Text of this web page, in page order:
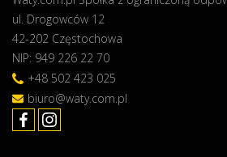
ó
j
P
r
ą
d
6
ul. Drogowców 12
42-202 Częstochowa
NIP: 949 226 22 70
+48 502 423 025
biuro@waty.com.pl